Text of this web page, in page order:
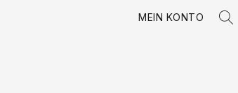
MEIN KONTO